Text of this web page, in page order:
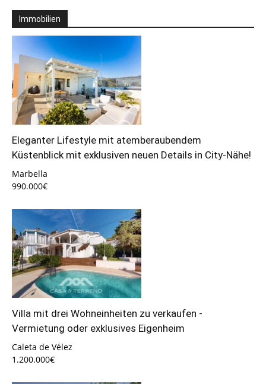
Immobilien
Eleganter Lifestyle mit atemberaubendem
Küstenblick mit exklusiven neuen Details in City-Nähe!
Marbella
990.000€
Villa mit drei Wohneinheiten zu verkaufen -
Vermietung oder exklusives Eigenheim
Caleta de Vélez
1.200.000€